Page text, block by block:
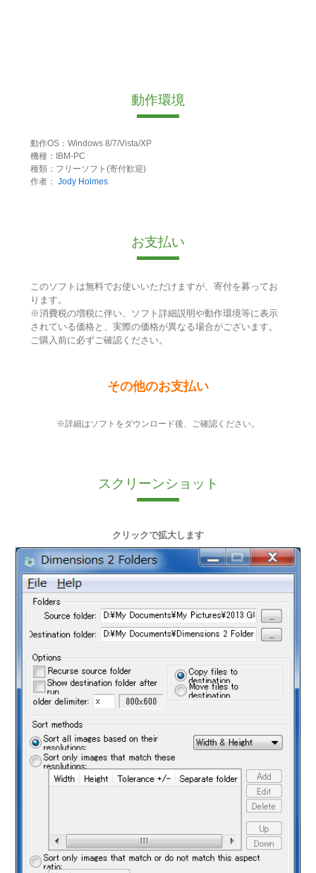
動作環境
動作OS：Windows 8/7/Vista/XP
機種：IBM-PC
種類：フリーソフト(寄付歓迎)
作者： Jody Holmes
お支払い
このソフトは無料でお使いいただけますが、寄付を募ってお
ります。
※消費税の増税に伴い、ソフト詳細説明や動作環境等に表示
されている価格と、実際の価格が異なる場合がございます。
ご購入前に必ずご確認ください。
その他のお支払い
※詳細はソフトをダウンロード後、ご確認ください。
スクリーンショット
クリックで拡大します